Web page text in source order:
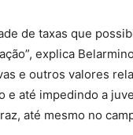
de taxas que
explica
e outros valores
até impedindo a
até mesmo no